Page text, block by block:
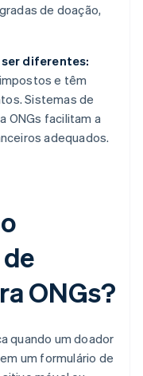
de doação,
diferentes:
e têm
Sistemas de
ONGs facilitam a
adequados.
ONGs?
quando um doador
um formulário de